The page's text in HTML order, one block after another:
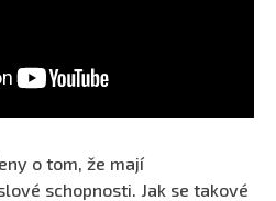
o tom, že mají
schopnosti. Jak se takové